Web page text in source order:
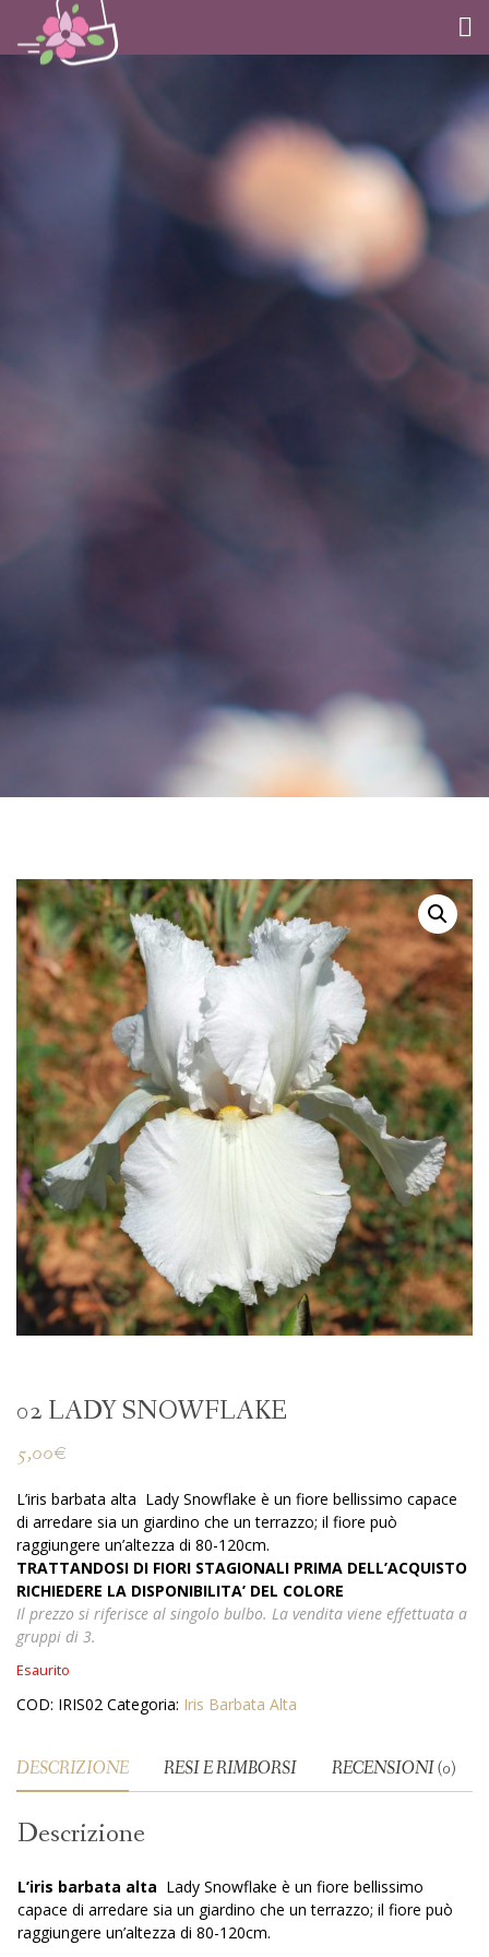
02 LADY SNOWFLAKE
5,00€
L’iris barbata alta Lady Snowflake è un fiore bellissimo capace
di arredare sia un giardino che un terrazzo; il fiore può
raggiungere un’altezza di 80-120cm.
TRATTANDOSI DI FIORI STAGIONALI PRIMA DELL’ACQUISTO
RICHIEDERE LA DISPONIBILITA’ DEL COLORE
Il prezzo si riferisce al singolo bulbo. La vendita viene effettuata a
gruppi di 3.
Esaurito
COD: IRIS02 Categoria: Iris Barbata Alta
DESCRIZIONE RESI E RIMBORSI RECENSIONI (0)
Descrizione
L’iris barbata alta Lady Snowflake è un fiore bellissimo
capace di arredare sia un giardino che un terrazzo; il fiore può
raggiungere un’altezza di 80-120cm.